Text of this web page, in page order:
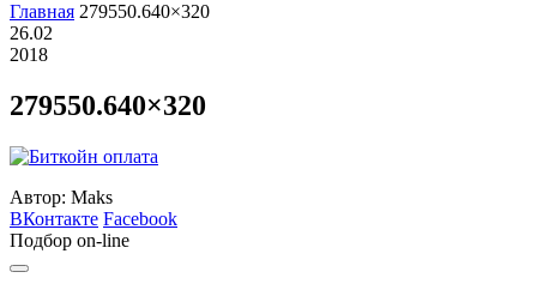
Главная 279550.640×320
26.02
2018
279550.640×320
Автор: Maks
ВКонтакте Facebook
Подбор on-line